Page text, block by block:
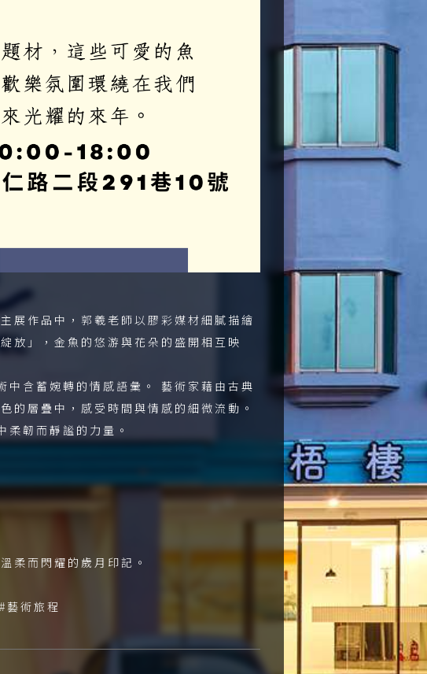
展作品中，郭羲老師以膠彩媒材細膩描繪
放」，金魚的悠游與花朵的盛開相互映
中含蓄婉轉的情感語彙。 藝術家藉由古典
的層疊中，感受時間與情感的細微流動。
韌而靜謐的力量。
柔而閃耀的歲月印記。
術旅程